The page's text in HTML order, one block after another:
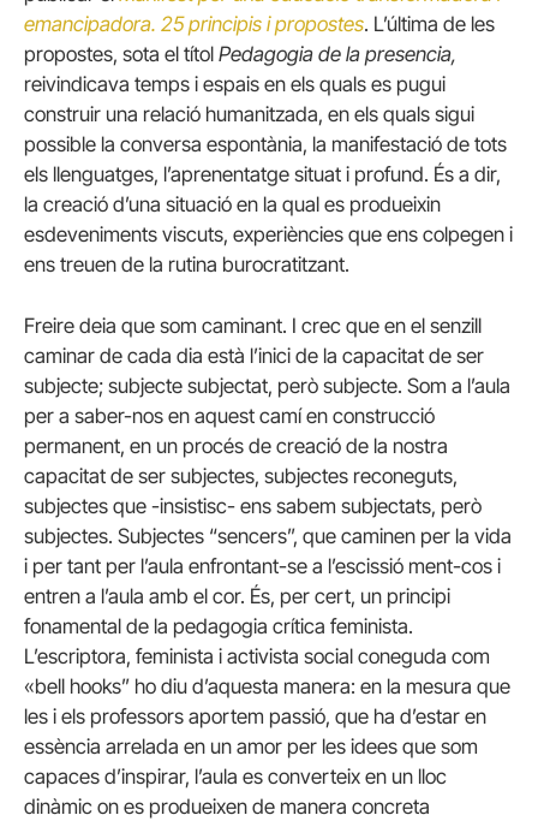
emancipadora. 25 principis i propostes. L’última de les
propostes, sota el títol Pedagogia de la presencia,
reivindicava temps i espais en els quals es pugui
construir una relació humanitzada, en els quals sigui
possible la conversa espontània, la manifestació de tots
els llenguatges, l’aprenentatge situat i profund. És a dir,
la creació d’una situació en la qual es produeixin
esdeveniments viscuts, experiències que ens colpegen i
ens treuen de la rutina burocratitzant.
Freire deia que som caminant. I crec que en el senzill
caminar de cada dia està l’inici de la capacitat de ser
subjecte; subjecte subjectat, però subjecte. Som a l’aula
per a saber-nos en aquest camí en construcció
permanent, en un procés de creació de la nostra
capacitat de ser subjectes, subjectes reconeguts,
subjectes que -insistisc- ens sabem subjectats, però
subjectes. Subjectes “sencers”, que caminen per la vida
i per tant per l’aula enfrontant-se a l’escissió ment-cos i
entren a l’aula amb el cor. És, per cert, un principi
fonamental de la pedagogia crítica feminista.
L’escriptora, feminista i activista social coneguda com
«bell hooks” ho diu d’aquesta manera: en la mesura que
les i els professors aportem passió, que ha d’estar en
essència arrelada en un amor per les idees que som
capaces d’inspirar, l’aula es converteix en un lloc
dinàmic on es produeixen de manera concreta